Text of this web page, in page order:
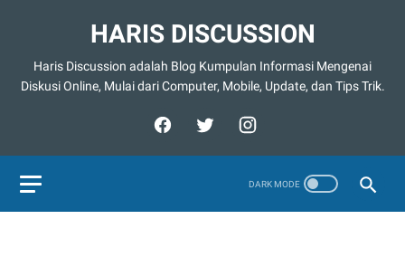
HARIS DISCUSSION
Haris Discussion adalah Blog Kumpulan Informasi Mengenai
Diskusi Online, Mulai dari Computer, Mobile, Update, dan Tips Trik.